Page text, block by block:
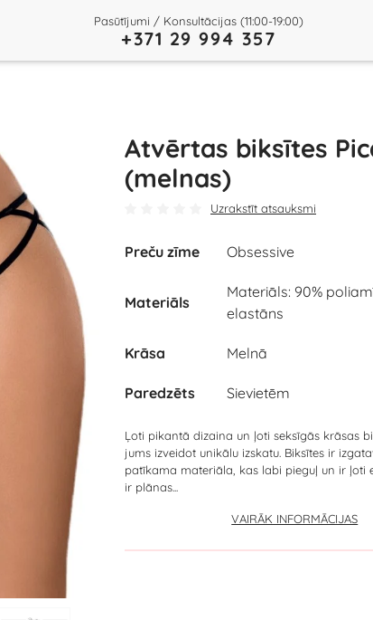
Pasūtījumi / Konsultācijas (11:00-19:00)
+371 29 994 357
Atvērtas biksītes
(melnas)
Uzrakstīt atsauksmi
Preču zīme Obsessive
Materiāls
Materiāls: 90%
elastāns
Krāsa Melnā
Paredzēts Sievietēm
Ļoti pikantā dizaina un ļoti seksīgās krāsas
jums izveidot unikālu izskatu. Biksītes ir
patīkama materiāla, kas labi pieguļ un ir ļoti
ir plānas...
VAIRĀK INFORMĀCIJAS